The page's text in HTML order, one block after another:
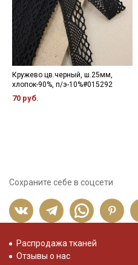
Кружево цв.черный, ш.25мм,
хлопок-90%, п/э-10%#015292
70 руб.
Сохраните себе в соцсети
Распродажа тканей
Отзывы о нас